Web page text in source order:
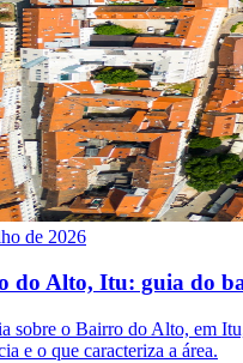
de 2026
do Alto, Itu: guia do
sobre o Bairro do Alto, em
e o que caracteriza a área.